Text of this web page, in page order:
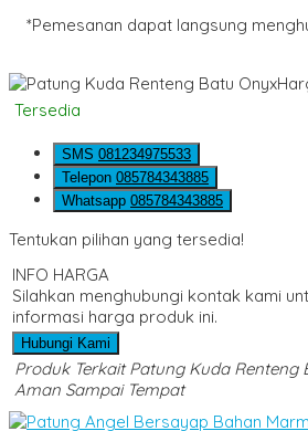
*Pemesanan dapat langsung
Tersedia
SMS 081234975533
Telepon 085784343885
Whatsapp 085784343885
Tentukan pilihan yang tersedia!
INFO HARGA
Silahkan menghubungi kontak kami
informasi harga produk ini.
Hubungi Kami
Produk Terkait Patung Kuda Renteng
Aman Sampai Tempat